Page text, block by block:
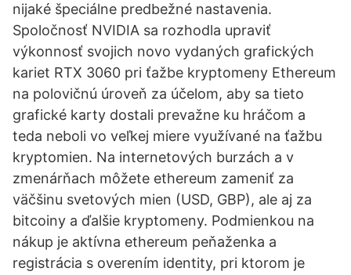
nijaké špeciálne predbežné nastavenia.
Spoločnosť NVIDIA sa rozhodla upraviť
výkonnosť svojich novo vydaných grafických
kariet RTX 3060 pri ťažbe kryptomeny Ethereum
na polovičnú úroveň za účelom, aby sa tieto
grafické karty dostali prevažne ku hráčom a
teda neboli vo veľkej miere využívané na ťažbu
kryptomien. Na internetových burzách a v
zmenárňach môžete ethereum zameniť za
väčšinu svetových mien (USD, GBP), ale aj za
bitcoiny a ďalšie kryptomeny. Podmienkou na
nákup je aktívna ethereum peňaženka a
registrácia s overením identity, pri ktorom je